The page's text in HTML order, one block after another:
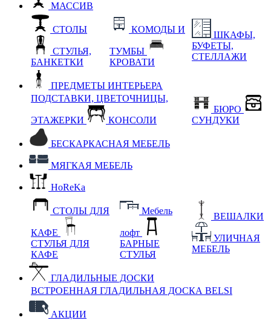
МАССИВ
СТОЛЫ
СТУЛЬЯ,
БАНКЕТКИ
КОМОДЫ И
ТУМБЫ
КРОВАТИ
ШКАФЫ,
БУФЕТЫ,
СТЕЛЛАЖИ
ПРЕДМЕТЫ ИНТЕРЬЕРА
ПОДСТАВКИ, ЦВЕТОЧНИЦЫ,
ЭТАЖЕРКИ КОНСОЛИ
БЮРО
СУНДУКИ
БЕСКАРКАСНАЯ МЕБЕЛЬ
МЯГКАЯ МЕБЕЛЬ
HoReKa
СТОЛЫ ДЛЯ
КАФЕ
СТУЛЬЯ ДЛЯ
КАФЕ
Мебель
лофт
БАРНЫЕ
СТУЛЬЯ
ВЕШАЛКИ
УЛИЧНАЯ
МЕБЕЛЬ
ГЛАДИЛЬНЫЕ ДОСКИ
ВСТРОЕННАЯ ГЛАДИЛЬНАЯ ДОСКА BELSI
АКЦИИ